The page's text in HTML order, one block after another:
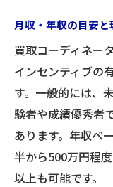
月収・年収の目安
買取コーディネー
インセンティブの
す。一般的には、
験者や成績優秀者
あります。年収ベ
半から500万円程
以上も可能です。